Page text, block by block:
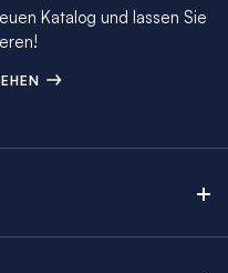
Katalog und lassen Sie